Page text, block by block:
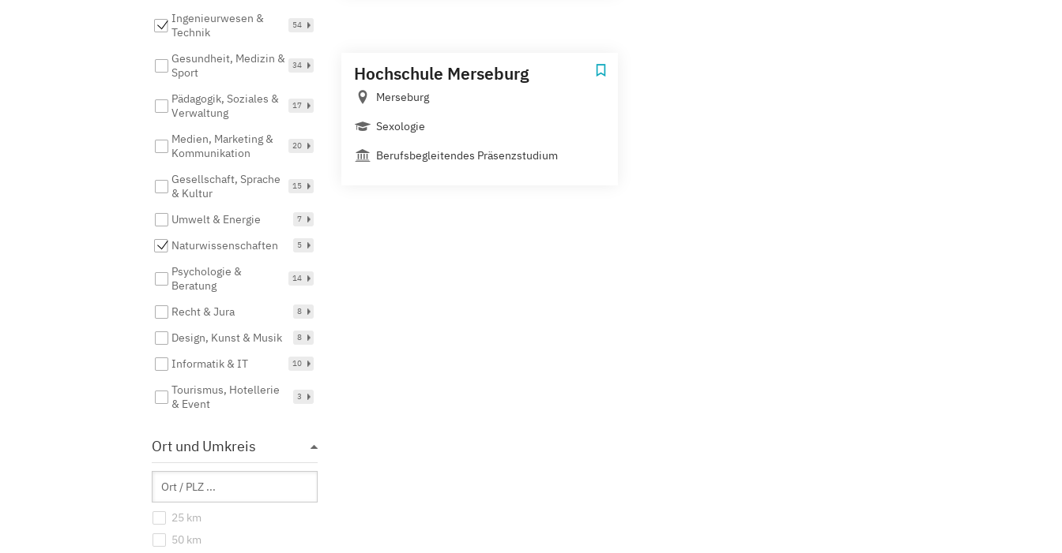
Ingenieurwesen &
Technik
54
Gesundheit, Medizin &
Sport
34
Pädagogik, Soziales &
Verwaltung
17
Medien, Marketing &
Kommunikation
20
Gesellschaft, Sprache
& Kultur
15
Umwelt & Energie 7
Naturwissenschaften 5
Psychologie &
Beratung
14
Recht & Jura 8
Design, Kunst & Musik 8
Informatik & IT 10
Tourismus, Hotellerie
& Event
3
Ort und Umkreis
25 km
50 km
Hochschule Merseburg
Merseburg
Sexologie
Berufsbegleitendes Präsenzstudium